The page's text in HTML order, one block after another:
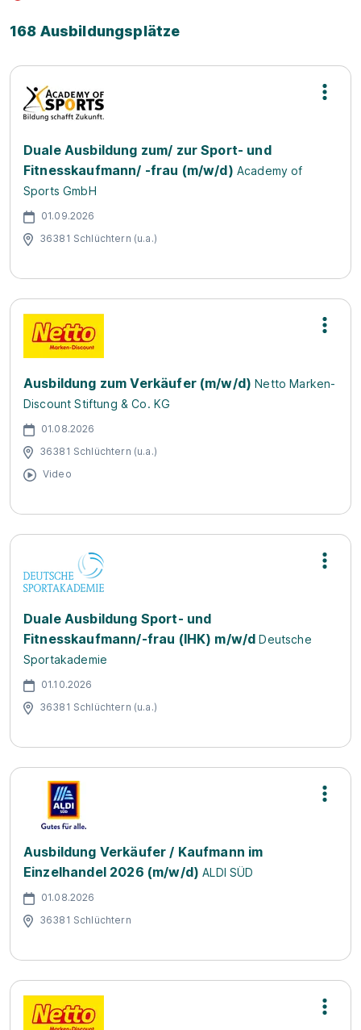
168 Ausbildungsplätze
Duale Ausbildung zum/ zur Sport- und
Fitnesskaufmann/ -frau (m/w/d) Academy of
Sports GmbH
01.09.2026
36381 Schlüchtern (u.a.)
Ausbildung zum Verkäufer (m/w/d) Netto Marken-
Discount Stiftung & Co. KG
01.08.2026
36381 Schlüchtern (u.a.)
Video
Duale Ausbildung Sport- und
Fitnesskaufmann/-frau (IHK) m/w/d Deutsche
Sportakademie
01.10.2026
36381 Schlüchtern (u.a.)
Ausbildung Verkäufer / Kaufmann im
Einzelhandel 2026 (m/w/d) ALDI SÜD
01.08.2026
36381 Schlüchtern